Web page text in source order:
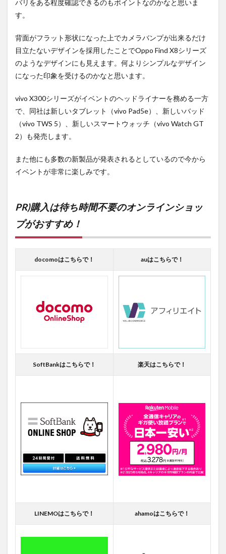
バリをある程度確認できるのもポイントなのかなと思いま
す。
背面がフラット形状になった上でカメラバンプが出来るだけ
目立たないデザインを採用したことでOppo Find X8シリーズ
のようなデザインにも見えます。何よりシンプルなデザイン
になった印象を受けるのかなと思います。
vivo X300シリーズがイベントのヘッドライナーを務める一方
で、同社は新しいタブレット（vivo Pad5e）、新しいバッド
（vivo TWS 5）、新しいスマートウォッチ（vivo Watch GT
2）も発売します。
また他にも多数の新製品が発表されるとしているので今から
イベントが非常に楽しみです。
PR)購入は待ち時間不要のオンラインショッ
プがおすすめ！
docomoはこちらで！ auはこちらで！
SoftBankはこちらで！ 楽天はこちらで！
LINEMOはこちらで！ ahamoはこちらで！